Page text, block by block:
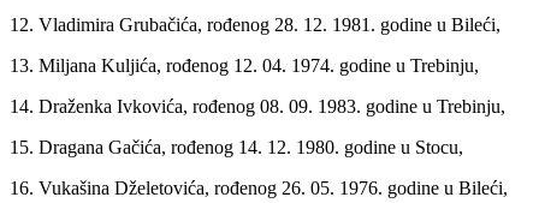
12. Vladimira Grubačića, rođenog 28. 12. 1981. godine u Bileći,
13. Miljana Kuljića, rođenog 12. 04. 1974. godine u Trebinju,
14. Draženka Ivkovića, rođenog 08. 09. 1983. godine u Trebinju,
15. Dragana Gačića, rođenog 14. 12. 1980. godine u Stocu,
16. Vukašina Dželetovića, rođenog 26. 05. 1976. godine u Bileći,